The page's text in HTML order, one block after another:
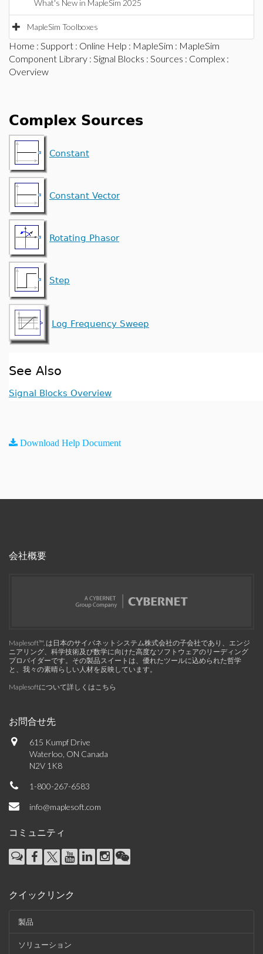
What's New in MapleSim 2025
MapleSim Toolboxes
Home : Support : Online Help : MapleSim : MapleSim
Component Library : Signal Blocks : Sources : Complex :
Overview
Complex Sources
Constant
Constant Vector
Rotating Phasor
Step
Log Frequency Sweep
See Also
Signal Blocks Overview
Download Help Document
会社概要
Maplesoft™, は日本のサイバネットシステム株式会社の子会社であり、エンジ
ニアリング、科学技術及び数学に向けた高度なソフトウェアのリーディング
プロバイダーです。その製品スイートは、優れたツールに込められた哲学
と、我々の素晴らしい人材を反映しています。
Maplesoftについて詳しくはこちら
お問合せ先
615 Kumpf Drive
Waterloo, ON Canada
N2V 1K8
1-800-267-6583
info@maplesoft.com
コミュニティ
クイックリンク
製品
ソリューション